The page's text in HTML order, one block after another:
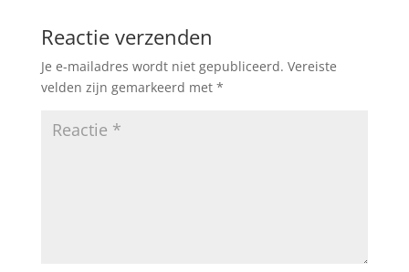
Reactie verzenden
Je e-mailadres wordt niet gepubliceerd. Vereiste
velden zijn gemarkeerd met *